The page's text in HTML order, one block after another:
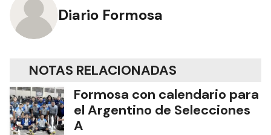
Diario Formosa
NOTAS RELACIONADAS
Formosa con calendario para
el Argentino de Selecciones
A